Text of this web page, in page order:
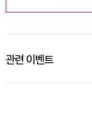
관련 이벤트